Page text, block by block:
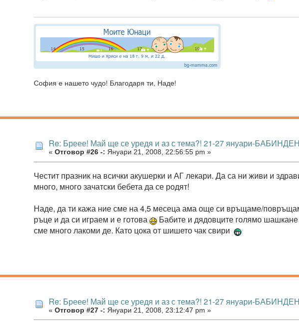
София е нашето чудо! Благодаря ти, Наде!
Re: Бреее! Май ще се уредя и аз с тема?! 21-27 януари-
« Отговор #26 -: Януари 21, 2008, 22:56:55 pm »
Честит празник на всички акушерки и АГ лекари. Да са ни живи и
много, много зачатски бебета да се родят!
Наде, да ти кажа ние сме на 4,5 месеца ама още си връщаме/
ръце и да си играем и е готова
Бабите и дядовците голямо
сме много лакоми де. Като цока от шишето чак свири
Re: Бреее! Май ще се уредя и аз с тема?! 21-27 януари-
« Отговор #27 -: Януари 21, 2008, 23:12:47 pm »